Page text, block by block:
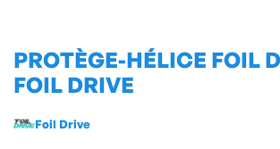
PROTÈGE-HÉLICE FOIL
FOIL DRIVE
Foil Drive